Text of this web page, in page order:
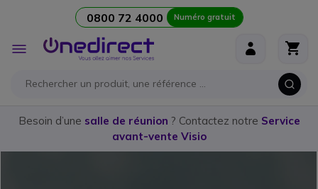
0800 72 4000 Numéro gratuit
Affichage
navigation
Besoin d’une salle de réunion ? Contactez notre Service
avant-vente Visio